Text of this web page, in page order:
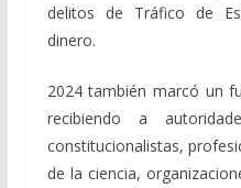
delitos de Tráfico de
dinero.
2024 también marcó un
recibiendo a
constitucionalistas,
de la ciencia,